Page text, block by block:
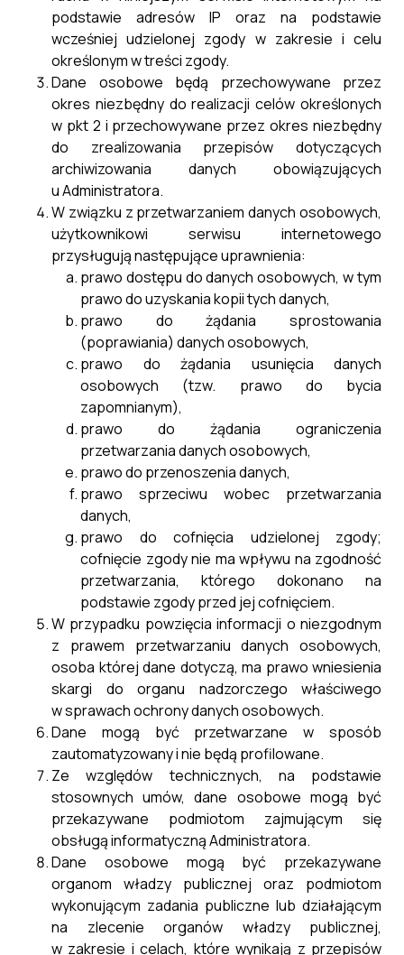
podstawie adresów IP oraz na podstawie
wcześniej udzielonej zgody w zakresie i celu
określonym w treści zgody.
Dane osobowe będą przechowywane przez
okres niezbędny do realizacji celów określonych
w pkt 2 i przechowywane przez okres niezbędny
do zrealizowania przepisów dotyczących
archiwizowania danych obowiązujących
u Administratora.
W związku z przetwarzaniem danych osobowych,
użytkownikowi serwisu internetowego
przysługują następujące uprawnienia:
prawo dostępu do danych osobowych, w tym
prawo do uzyskania kopii tych danych,
prawo do żądania sprostowania
(poprawiania) danych osobowych,
prawo do żądania usunięcia danych
osobowych (tzw. prawo do bycia
zapomnianym),
prawo do żądania ograniczenia
przetwarzania danych osobowych,
prawo do przenoszenia danych,
prawo sprzeciwu wobec przetwarzania
danych,
prawo do cofnięcia udzielonej zgody;
cofnięcie zgody nie ma wpływu na zgodność
przetwarzania, którego dokonano na
podstawie zgody przed jej cofnięciem.
W przypadku powzięcia informacji o niezgodnym
z prawem przetwarzaniu danych osobowych,
osoba której dane dotyczą, ma prawo wniesienia
skargi do organu nadzorczego właściwego
w sprawach ochrony danych osobowych.
Dane mogą być przetwarzane w sposób
zautomatyzowany i nie będą profilowane.
Ze względów technicznych, na podstawie
stosownych umów, dane osobowe mogą być
przekazywane podmiotom zajmującym się
obsługą informatyczną Administratora.
Dane osobowe mogą być przekazywane
organom władzy publicznej oraz podmiotom
wykonującym zadania publiczne lub działającym
na zlecenie organów władzy publicznej,
w zakresie i celach, które wynikają z przepisów